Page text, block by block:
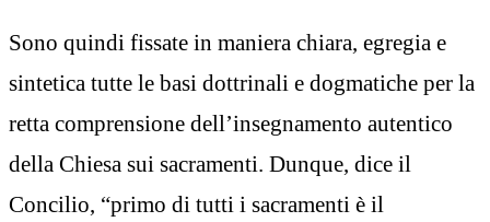
Sono quindi fissate in maniera chiara, egregia e
sintetica tutte le basi dottrinali e dogmatiche per la
retta comprensione dell’insegnamento autentico
della Chiesa sui sacramenti. Dunque, dice il
Concilio, “primo di tutti i sacramenti è il